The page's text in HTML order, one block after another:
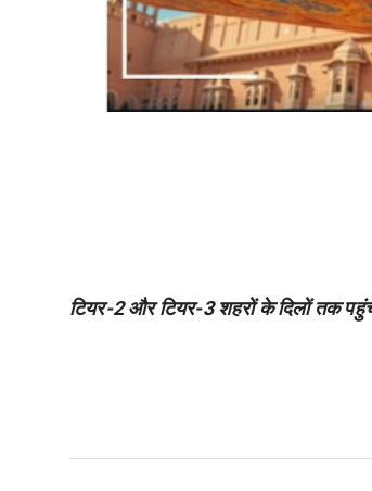
टियर-2 और टियर-3 शहरों के दिलों तक